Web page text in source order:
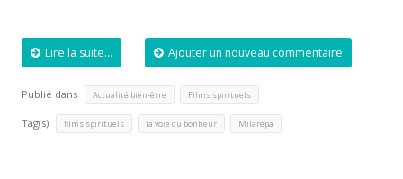
Lire la suite... Ajouter un nouveau commentaire
Publié dans Actualité bien-être Films spirituels
Tag(s) films spirituels la voie du bonheur Milarépa